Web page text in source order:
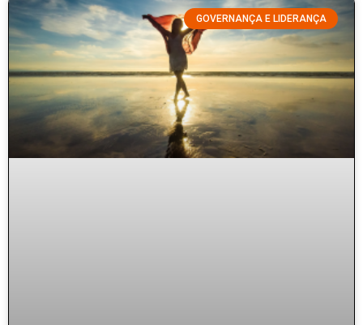
GOVERNANÇA E LIDERANÇA